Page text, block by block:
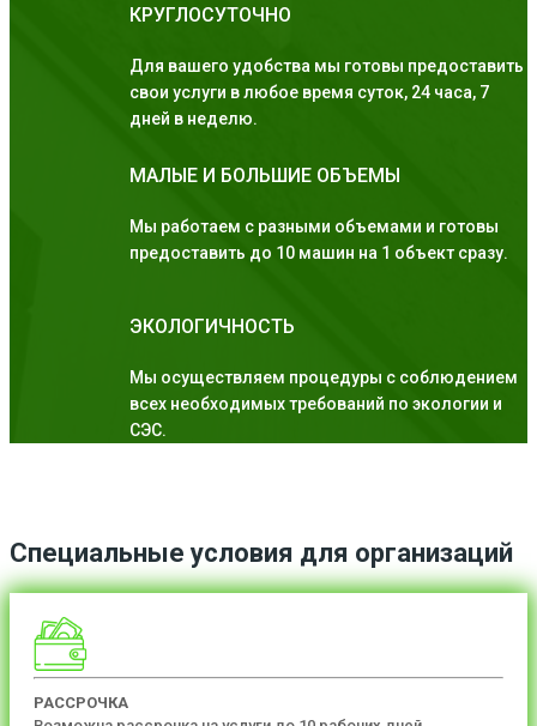
КРУГЛОСУТОЧНО
Для вашего удобства мы готовы предоставить
свои услуги в любое время суток, 24 часа, 7
дней в неделю.
МАЛЫЕ И БОЛЬШИЕ ОБЪЕМЫ
Мы работаем с разными объемами и готовы
предоставить до 10 машин на 1 объект сразу.
ЭКОЛОГИЧНОСТЬ
Мы осуществляем процедуры с соблюдением
всех необходимых требований по экологии и
СЭС.
Специальные условия для организаций
РАССРОЧКА